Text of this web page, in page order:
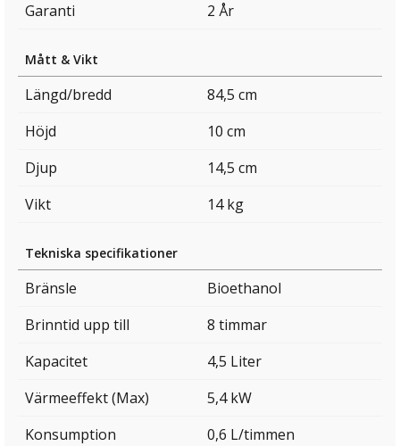
Garanti
2 År
Mått & Vikt
Längd/bredd
84,5 cm
Höjd
10 cm
Djup
14,5 cm
Vikt
14 kg
Tekniska specifikationer
Bränsle
Bioethanol
Brinntid upp till
8 timmar
Kapacitet
4,5 Liter
Värmeeffekt (Max)
5,4 kW
Konsumption
0,6 L/timmen